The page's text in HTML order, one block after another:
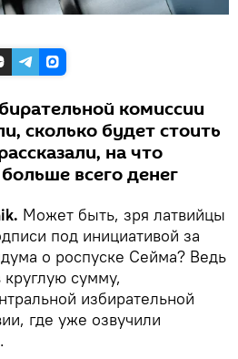
комиссии
сколько будет стоить
на что
всего денег
Может быть, зря латвийцы
под инициативой за
о роспуске Сейма? Ведь
сумму,
избирательной
где уже озвучили